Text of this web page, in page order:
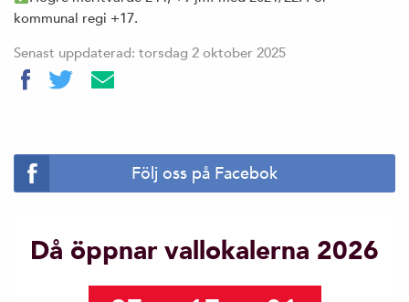
kommunal regi +17.
Senast uppdaterad: torsdag 2 oktober 2025
Följ oss på Facebok
Då öppnar vallokalerna 2026